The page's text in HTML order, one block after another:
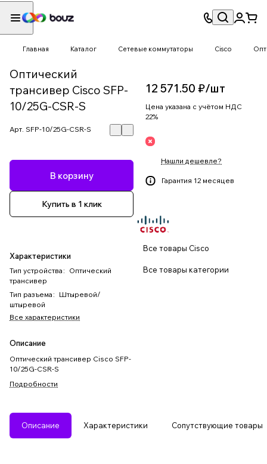
Главная Каталог Сетевые коммутаторы Cisco
Оптический
трансивер Cisco SFP-
10/25G-CSR-S
Арт. SFP-10/25G-CSR-S
В корзину
Купить в 1 клик
Характеристики
Тип устройства : Оптический
трансивер
Тип разъема : Штыревой/
штыревой
Все характеристики
Описание
Оптический трансивер Cisco SFP-
10/25G-CSR-S
Подробности
12 571.50 ₽/шт
Цена указана с учётом НДС
22%
Нашли дешевле?
Гарантия 12 месяцев
Все товары Cisco
Все товары категории
Описание Характеристики Сопутствующие товары